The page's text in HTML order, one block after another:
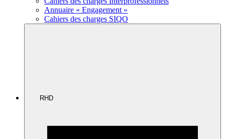
Annuaire « Engagement »
Cahiers des charges SIQO
RHD